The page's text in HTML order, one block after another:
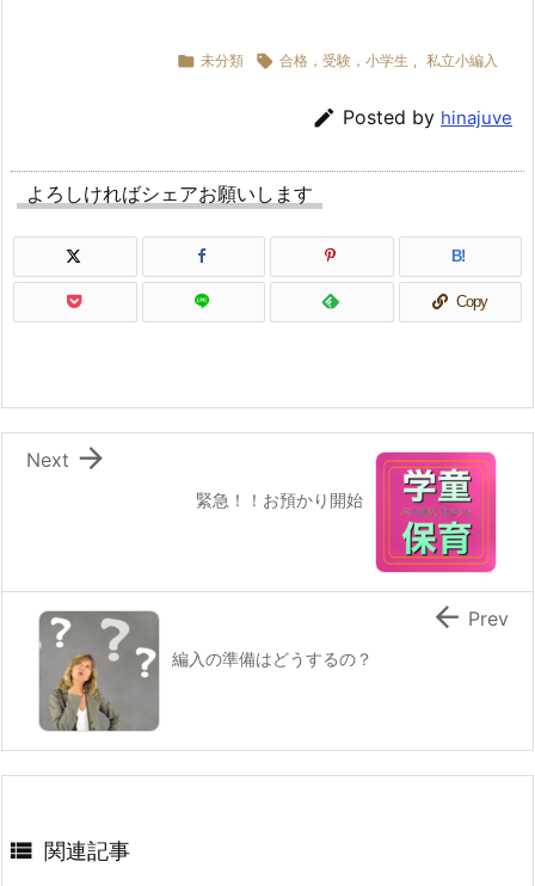
 未分類  合格，受験，小学生 , 私立小編入
 Posted by hinajuve
よろしければシェアお願いします
B!
Copy
緊急！！お預かり開始

Next
編入の準備はどうするの？
 Prev
 関連記事